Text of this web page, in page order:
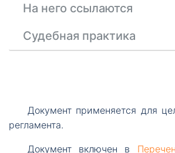
На него ссылаются
Судебная практика
Документ применяется для
регламента.
Документ включен в
веб-сайта.